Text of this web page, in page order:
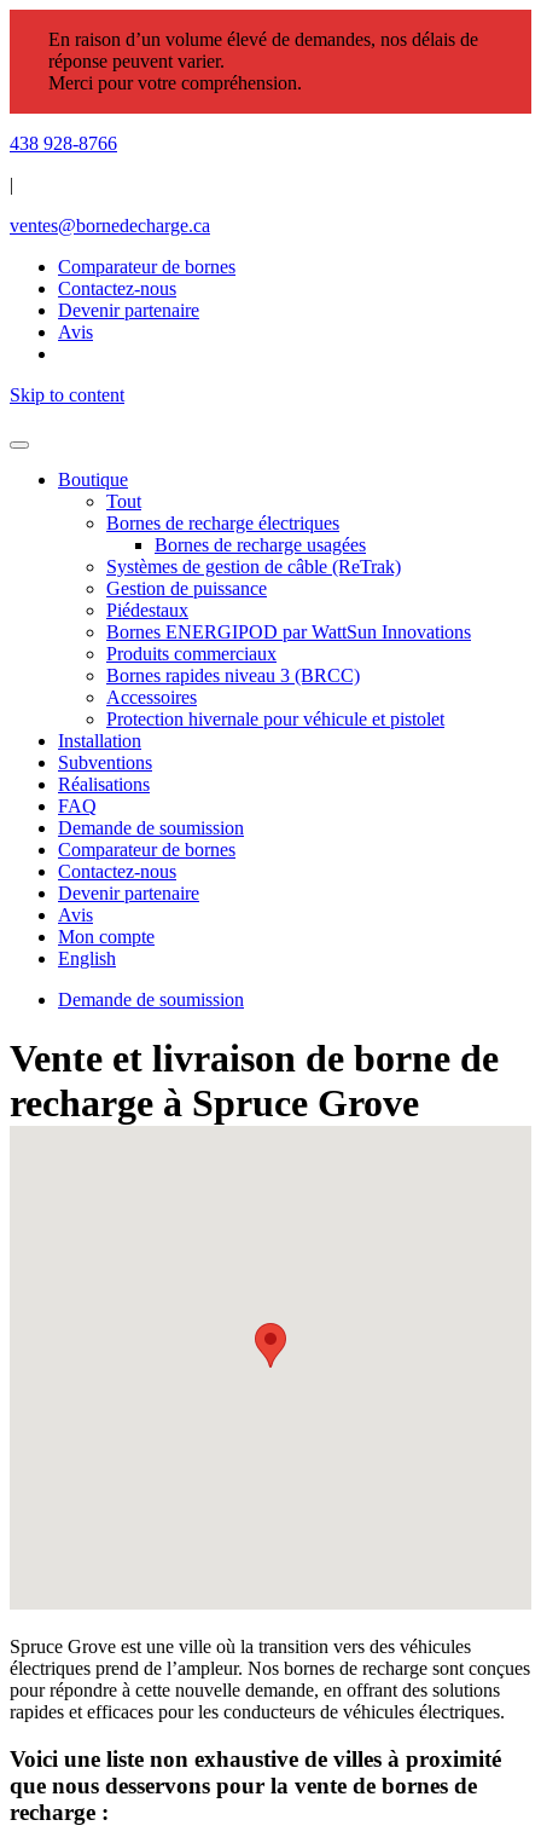
En raison d’un volume élevé de demandes, nos délais de
réponse peuvent varier.
Merci pour votre compréhension.
438 928-8766
|
ventes@bornedecharge.ca
Comparateur de bornes
Contactez-nous
Devenir partenaire
Avis
Skip to content
Boutique
Tout
Bornes de recharge électriques
Bornes de recharge usagées
Systèmes de gestion de câble (ReTrak)
Gestion de puissance
Piédestaux
Bornes ENERGIPOD par WattSun Innovations
Produits commerciaux
Bornes rapides niveau 3 (BRCC)
Accessoires
Protection hivernale pour véhicule et pistolet
Installation
Subventions
Réalisations
FAQ
Demande de soumission
Comparateur de bornes
Contactez-nous
Devenir partenaire
Avis
Mon compte
English
Demande de soumission
Vente et livraison de borne de
recharge à Spruce Grove
Spruce Grove est une ville où la transition vers des véhicules
électriques prend de l’ampleur. Nos bornes de recharge sont conçues
pour répondre à cette nouvelle demande, en offrant des solutions
rapides et efficaces pour les conducteurs de véhicules électriques.
Voici une liste non exhaustive de villes à proximité
que nous desservons pour la vente de bornes de
recharge :